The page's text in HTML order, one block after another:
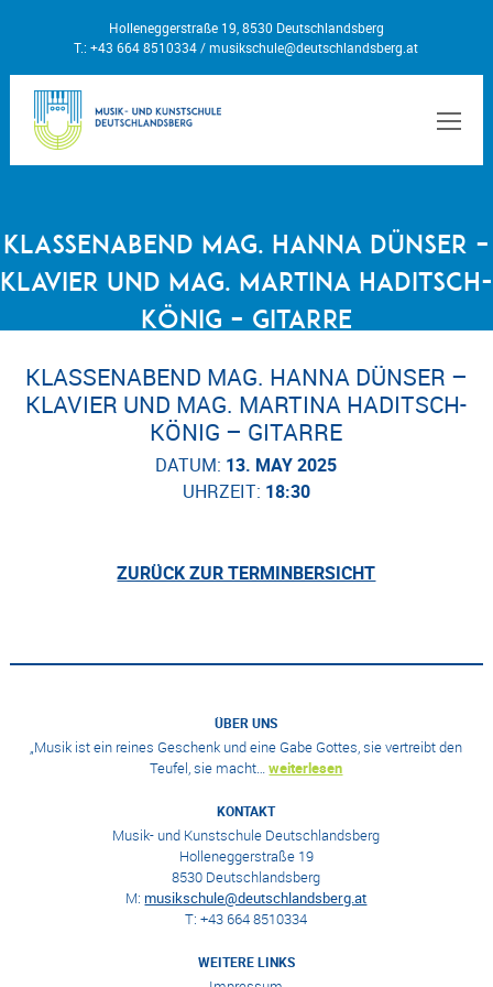
Holleneggerstraße 19, 8530 Deutschlandsberg
T.: +43 664 8510334 /musikschule@deutschlandsberg.at
Klassenabend Mag. Hanna Dünser –
Klavier und Mag. Martina Haditsch-
König – Gitarre
KLASSENABEND MAG. HANNA DÜNSER –
KLAVIER UND MAG. MARTINA HADITSCH-
KÖNIG – GITARRE
DATUM: 13. MAY 2025
UHRZEIT: 18:30
ZURÜCK ZUR TERMINBERSICHT
ÜBER UNS
„Musik ist ein reines Geschenk und eine Gabe Gottes, sie vertreibt den
Teufel, sie macht…weiterlesen
KONTAKT
Musik- und Kunstschule Deutschlandsberg
Holleneggerstraße 19
8530 Deutschlandsberg
M: musikschule@deutschlandsberg.at
T: +43 664 8510334
WEITERE LINKS